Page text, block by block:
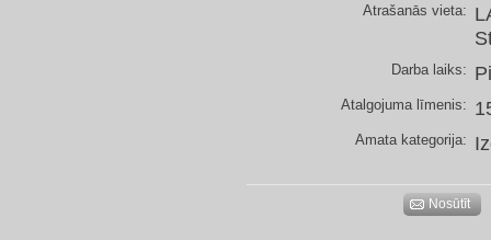
Atrašanās vieta:
Darba laiks:
Atalgojuma līmenis:
Amata kategorija:
Nosūtīt